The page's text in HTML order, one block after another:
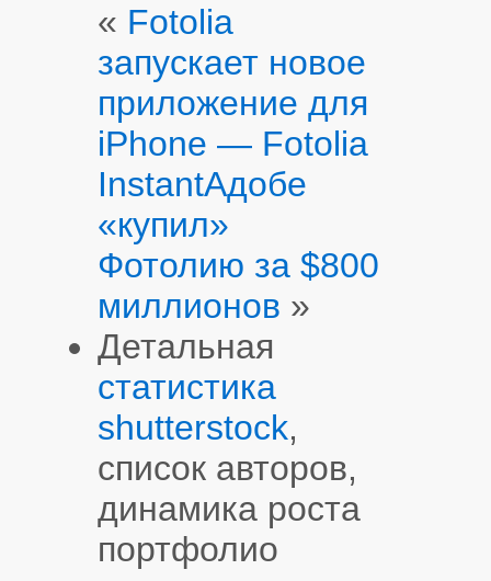
« Fotolia
запускает новое
приложение для
iPhone — Fotolia
InstantАдобе
«купил»
Фотолию за $800
миллионов »
Детальная
статистика
shutterstock,
список авторов,
динамика роста
портфолио